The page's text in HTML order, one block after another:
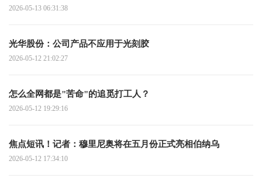
2026-05-13 06:31:38
光华股份：公司产品不应用于光刻胶
2026-05-12 21:02:27
怎么全网都是"苦命"的追觅打工人？
2026-05-12 19:29:16
焦点短讯！记者：穆里尼奥将在五月份正式亮相伯纳乌
2026-05-12 17:34:10